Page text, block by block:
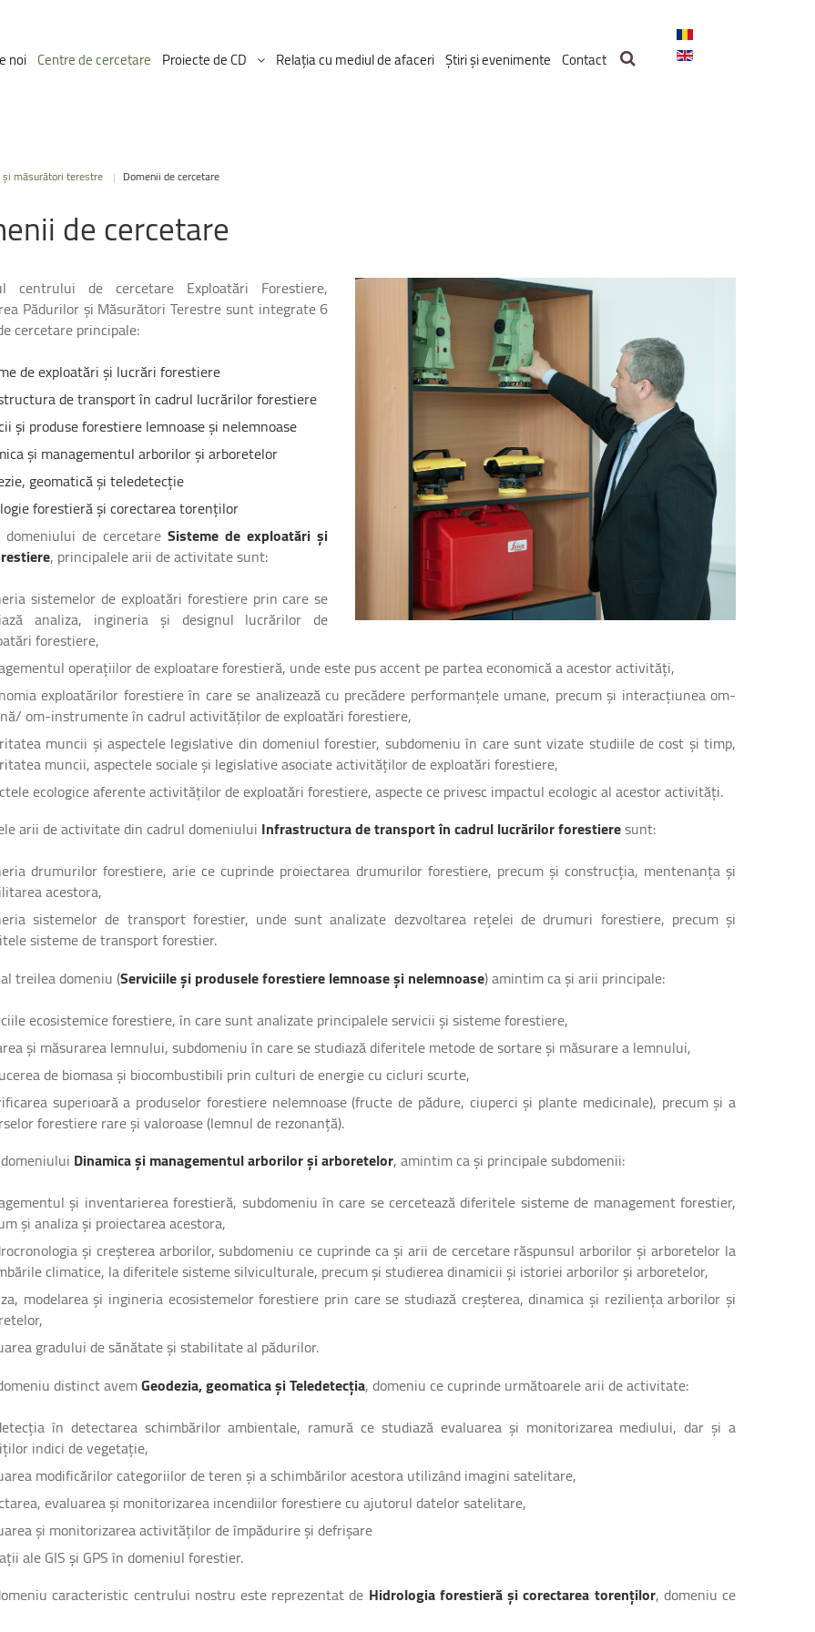
noi Centre de cercetare Proiecte de CD
Proiecte Ongoing
Relația cu mediul de afaceri Știri și evenimente Contact
și măsurători terestre | Domenii de cercetare
de cercetare
centrului de cercetare Exploatări Forestiere,
Pădurilor și Măsurători Terestre sunt integrate 6
cercetare principale:
de exploatări și lucrări forestiere
de transport în cadrul lucrărilor forestiere
și produse forestiere lemnoase și nelemnoase
și managementul arborilor și arboretelor
geomatică și teledetecție
forestieră și corectarea torenților
domeniului de cercetareSisteme de exploatări și
, principalele arii de activitate sunt:
sistemelor de exploatări forestiere prin care se
analiza, ingineria și designul lucrărilor de
forestiere,
operațiilor de exploatare forestieră, unde este pus accent pe partea economică a acestor activități,
exploatărilor forestiere în care se analizează cu precădere performanțele umane, precum și interacțiunea om-
om-instrumente în cadrul activităților de exploatări forestiere,
muncii și aspectele legislative din domeniul forestier, subdomeniu în care sunt vizate studiile de cost și timp,
muncii, aspectele sociale și legislative asociate activităților de exploatări forestiere,
ecologice aferente activităților de exploatări forestiere, aspecte ce privesc impactul ecologic al acestor activități.
arii de activitate din cadrul domeniului Infrastructura de transport în cadrul lucrărilor forestieresunt:
drumurilor forestiere, arie ce cuprinde proiectarea drumurilor forestiere, precum și construcția, mentenanța și
acestora,
sistemelor de transport forestier, unde sunt analizate dezvoltarea rețelei de drumuri forestiere, precum și
sisteme de transport forestier.
treilea domeniu (Serviciile și produsele forestiere lemnoase și nelemnoase) amintim ca și arii principale:
ecosistemice forestiere, în care sunt analizate principalele servicii și sisteme forestiere,
și măsurarea lemnului, subdomeniu în care se studiază diferitele metode de sortare și măsurare a lemnului,
de biomasa și biocombustibili prin culturi de energie cu cicluri scurte,
superioară a produselor forestiere nelemnoase (fructe de pădure, ciuperci și plante medicinale), precum și a
forestiere rare și valoroase (lemnul de rezonanță).
Dinamica și managementul arborilor și arboretelor, amintim ca și principale subdomenii:
și inventarierea forestieră, subdomeniu în care se cercetează diferitele sisteme de management forestier,
și analiza și proiectarea acestora,
și creșterea arborilor, subdomeniu ce cuprinde ca și arii de cercetare răspunsul arborilor și arboretelor la
climatice, la diferitele sisteme silviculturale, precum și studierea dinamicii și istoriei arborilor și arboretelor,
modelarea și ingineria ecosistemelor forestiere prin care se studiază creșterea, dinamica și reziliența arborilor și
gradului de sănătate și stabilitate al pădurilor.
distinct avemGeodezia, geomatica și Teledetecția, domeniu ce cuprinde următoarele arii de activitate:
în detectarea schimbărilor ambientale, ramură ce studiază evaluarea și monitorizarea mediului, dar și a
indici de vegetație,
modificărilor categoriilor de teren și a schimbărilor acestora utilizând imagini satelitare,
evaluarea și monitorizarea incendiilor forestiere cu ajutorul datelor satelitare,
și monitorizarea activităților de împădurire și defrișare
ale GIS și GPS în domeniul forestier.
caracteristic centrului nostru este reprezentat de Hidrologia forestieră și corectarea torenților, domeniu ce